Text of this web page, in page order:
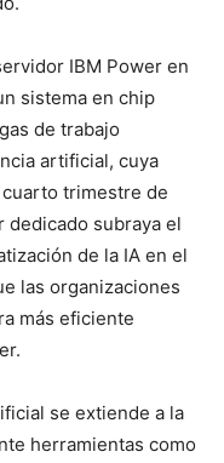
IBM Power en
sistema en chip
de trabajo
artificial, cuya
trimestre de
dedicado subraya el
de la IA en el
las organizaciones
más eficiente
se extiende a la
herramientas como